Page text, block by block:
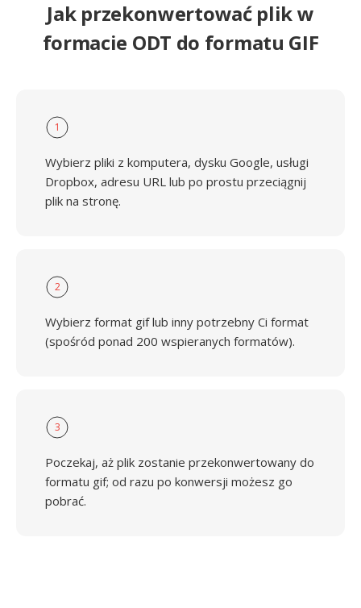
Jak przekonwertować plik w
formacie ODT do formatu GIF
1
Wybierz pliki z komputera, dysku Google, usługi
Dropbox, adresu URL lub po prostu przeciągnij
plik na stronę.
2
Wybierz format gif lub inny potrzebny Ci format
(spośród ponad 200 wspieranych formatów).
3
Poczekaj, aż plik zostanie przekonwertowany do
formatu gif; od razu po konwersji możesz go
pobrać.